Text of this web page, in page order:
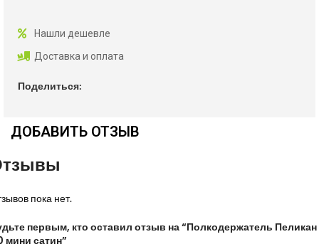
Нашли дешевле
Доставка и оплата
Поделиться:
ДОБАВИТЬ ОТЗЫВ
пока нет.
первым, кто оставил отзыв на “Полкодержатель
мини сатин”